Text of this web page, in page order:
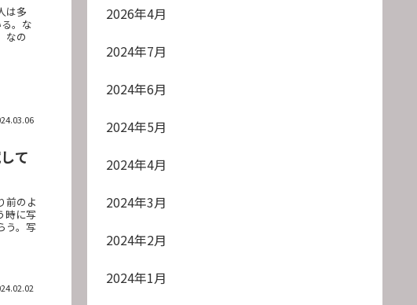
は多
。な
なの
て
前のよ
時に写
う。写
2026年4月
2024年7月
2024年6月
2024年5月
2024年4月
2024年3月
2024年2月
2024年1月